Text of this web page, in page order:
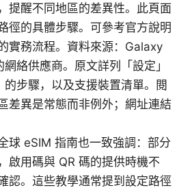
提醒不同地區的差異性。此頁面
徑的具體步驟。可參考官方說明
實務流程。資料來源：Galaxy
絡供應商。原文詳列「設定」
步驟，以及支援裝置清單。閱
差異是常態而非例外；網址連結
球 eSIM 指南也一致強調：部分
啟用碼與 QR 碼的提供時機不
認。這些教學通常提到設定路徑